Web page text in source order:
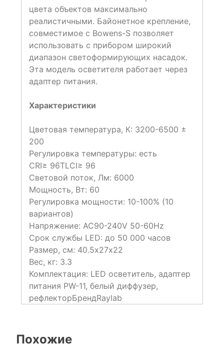
цвета объектов максимально
реалистичными. Байонетное крепление,
совместимое с Bowens-S позволяет
использовать с прибором широкий
диапазон светоформирующих насадок.
Эта модель осветителя работает через
адаптер питания.
Характеристики
Цветовая температура, К: 3200-6500 ±
200
Регулировка температуры: есть
CRI≥ 96TLCI≥ 96
Световой поток, Лм: 6000
Мощность, Вт: 60
Регулировка мощности: 10-100% (10
вариантов)
Напряжение: AC90-240V 50-60Hz
Срок службы LED: до 50 000 часов
Размер, см: 40.5х27х22
Вес, кг: 3.3
Комплектация: LED осветитель, адаптер
питания PW-11, белый диффузер,
рефлекторБрендRaylab
Похожие